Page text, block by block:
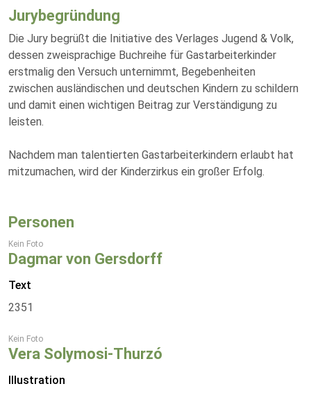
Jurybegründung
Die Jury begrüßt die Initiative des Verlages Jugend & Volk,
dessen zweisprachige Buchreihe für Gastarbeiterkinder
erstmalig den Versuch unternimmt, Begebenheiten
zwischen ausländischen und deutschen Kindern zu schildern
und damit einen wichtigen Beitrag zur Verständigung zu
leisten.
Nachdem man talentierten Gastarbeiterkindern erlaubt hat
mitzumachen, wird der Kinderzirkus ein großer Erfolg.
Personen
Kein Foto
Dagmar von Gersdorff
Text
2351
Kein Foto
Vera Solymosi-Thurzó
Illustration